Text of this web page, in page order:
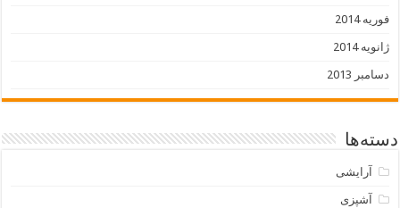
فوریه 2014
ژانویه 2014
دسامبر 2013
دسته‌ها
آرایشی
آشپزی